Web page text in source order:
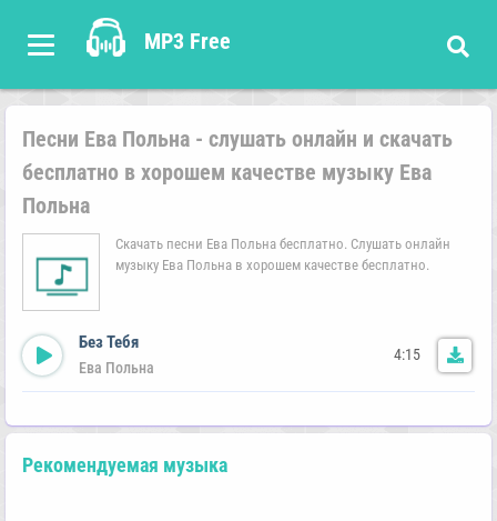
MP3 Free
Песни Ева Польна - слушать онлайн и скачать
бесплатно в хорошем качестве музыку Ева
Польна
Скачать песни Ева Польна бесплатно. Слушать онлайн
музыку Ева Польна в хорошем качестве бесплатно.
Без Тебя
Ева Польна
4:15
Рекомендуемая музыка